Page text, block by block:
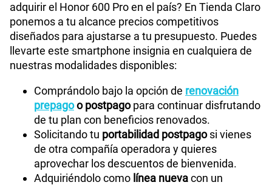
adquirir el Honor 600 Pro en el país? En Tienda Claro
ponemos a tu alcance precios competitivos
diseñados para ajustarse a tu presupuesto. Puedes
llevarte este smartphone insignia en cualquiera de
nuestras modalidades disponibles:
Comprándolo bajo la opción de renovación
prepagoo postpagopara continuar disfrutando
de tu plan con beneficios renovados.
Solicitando tu portabilidad postpagosi vienes
de otra compañía operadora y quieres
aprovechar los descuentos de bienvenida.
Adquiriéndolo como línea nuevacon un